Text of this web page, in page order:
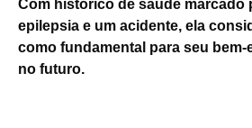
Com histórico de saúde marcado
epilepsia e um acidente, ela
como fundamental para seu bem-
no futuro.